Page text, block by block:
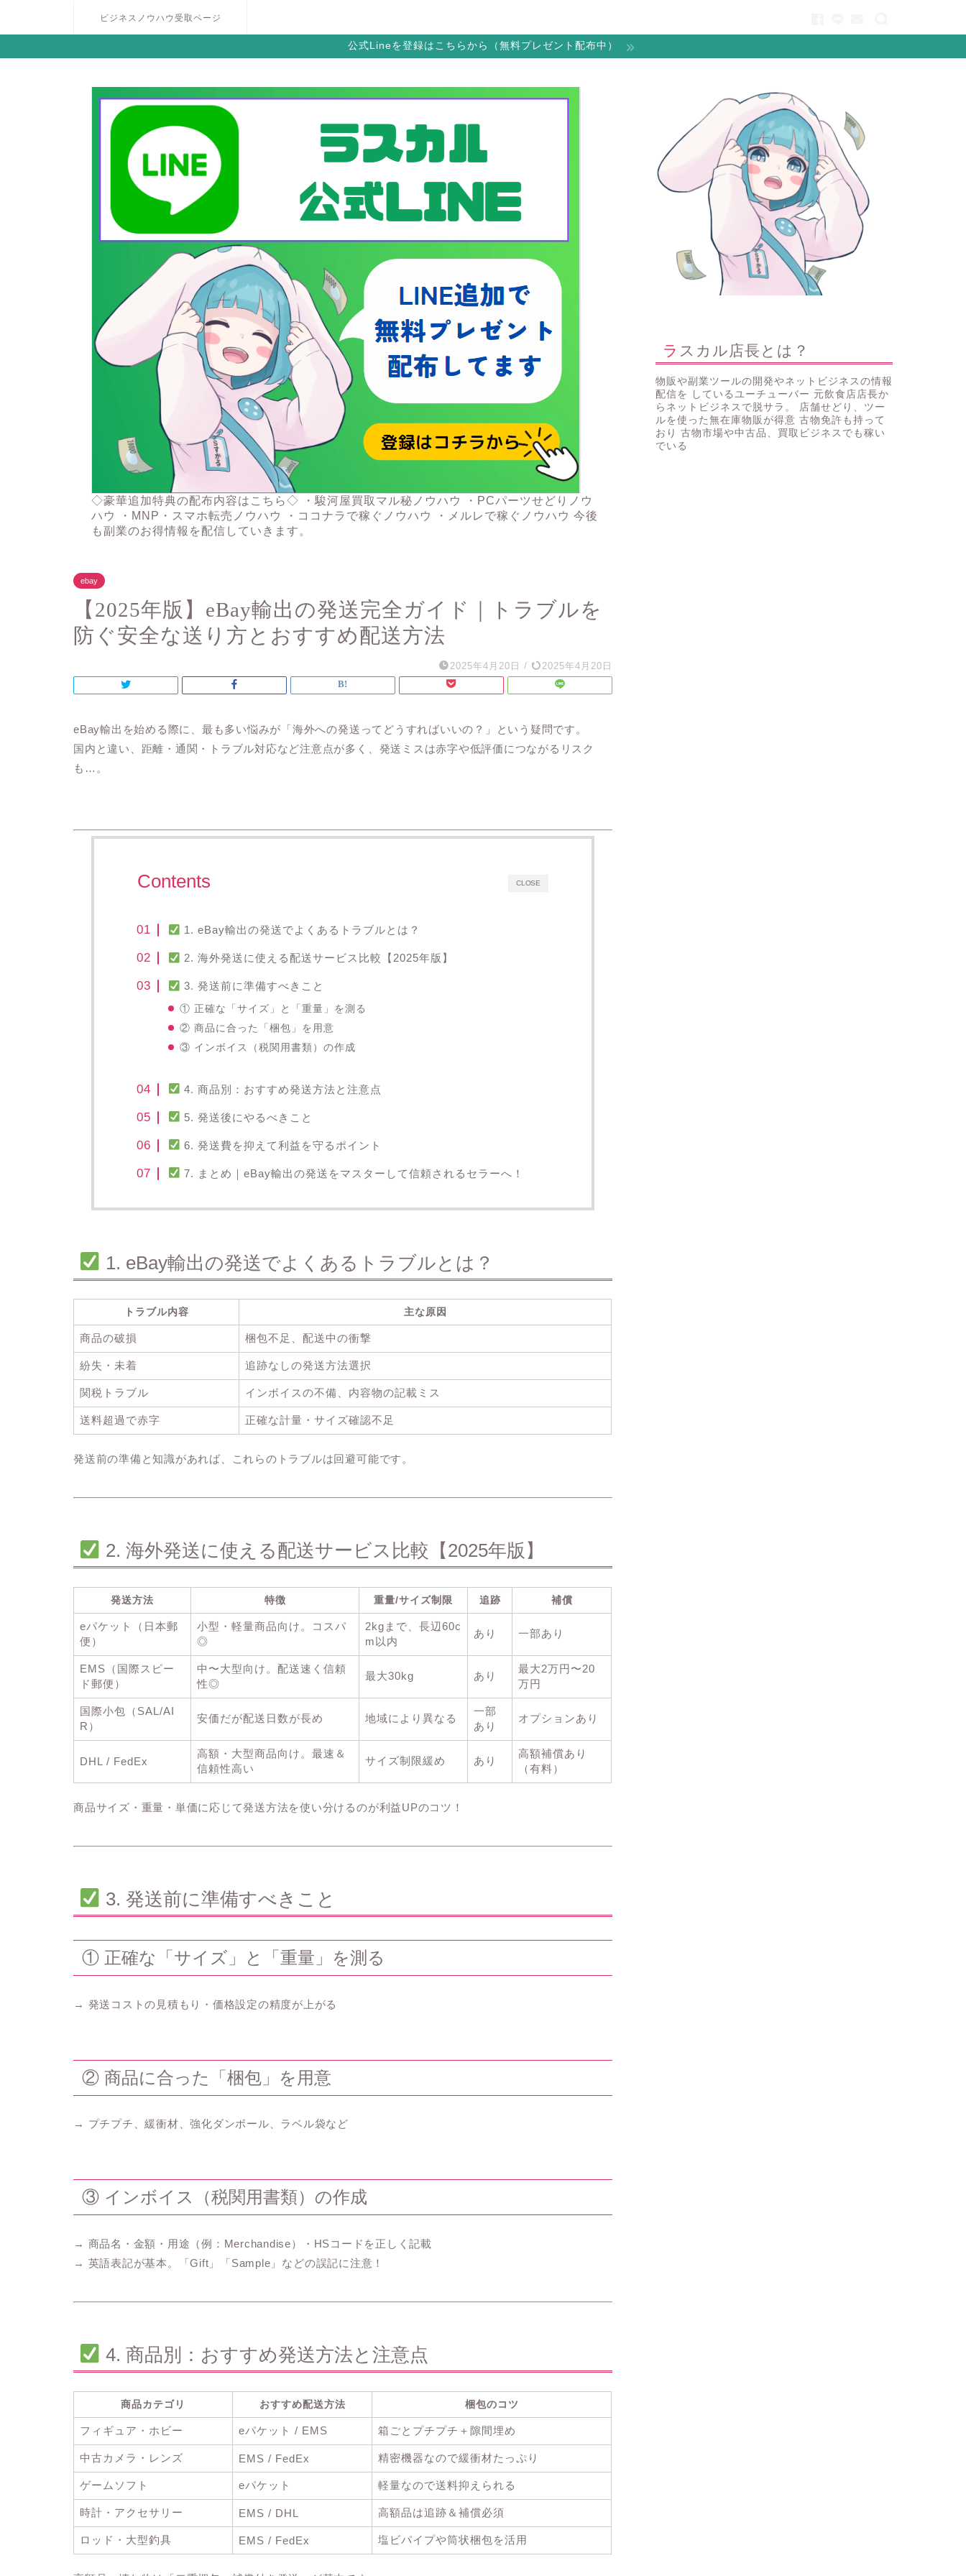
ビジネスノウハウ受取ページ
公式Lineを登録はこちらから（無料プレゼント配布中）
◇豪華追加特典の配布内容はこちら◇ ・駿河屋買取マル秘ノウハウ ・PCパーツせどりノウ
ハウ ・MNP・スマホ転売ノウハウ ・ココナラで稼ぐノウハウ ・メルレで稼ぐノウハウ 今後
も副業のお得情報を配信していきます。
ebay
【2025年版】eBay輸出の発送完全ガイド｜トラブルを
防ぐ安全な送り方とおすすめ配送方法
2025年4月20日 / 2025年4月20日
eBay輸出を始める際に、最も多い悩みが「海外への発送ってどうすればいいの？ 」という疑問です。
国内と違い、 距離・通関・トラブル対応など注意点が多く、発送ミスは赤字や低評価につながるリスク
も…。
CLOSE
Contents
1. eBay輸出の発送でよくあるトラブルとは？
2. 海外発送に使える配送サービス比較【2025年版】
3. 発送前に準備すべきこと
① 正確な「サイズ」と「重量」を測る
② 商品に合った「梱包」を用意
③ インボイス（税関用書類）の作成
4. 商品別：おすすめ発送方法と注意点
5. 発送後にやるべきこと
6. 発送費を抑えて利益を守るポイント
7. まとめ｜eBay輸出の発送をマスターして信頼されるセラーへ！
1. eBay輸出の発送でよくあるトラブルとは？
トラブル内容 主な原因
商品の破損 梱包不足、配送中の衝撃
紛失・未着 追跡なしの発送方法選択
関税トラブル インボイスの不備、内容物の記載ミス
送料超過で赤字 正確な計量・サイズ確認不足
発送前の準備と知識があれば、これらのトラブルは回避可能です。
2. 海外発送に使える配送サービス比較【2025年版】
発送方法 特徴 重量/サイズ制限 追跡 補償
eパケット（日本郵
便）
小型・軽量商品向け。コスパ
◎
2kgまで、長辺60c
m以内
あり 一部あり
EMS（国際スピー
ド郵便）
中〜大型向け。配送速く信頼
性◎
最大30kg あり
最大2万円〜20
万円
国際小包（SAL/AI
R）
安価だが配送日数が長め 地域により異なる
一部
あり
オプションあり
DHL / FedEx
高額・大型商品向け。最速＆
信頼性高い
サイズ制限緩め あり
高額補償あり
（有料）
商品サイズ・重量・単価に応じて発送方法を使い分けるのが利益UPのコツ！
3. 発送前に準備すべきこと
① 正確な「サイズ」と「重量」を測る
→ 発送コストの見積もり・価格設定の精度が上がる
② 商品に合った「梱包」を用意
→ プチプチ、緩衝材、強化ダンボール、ラベル袋など
③ インボイス（税関用書類）の作成
→ 商品名・金額・用途（例：Merchandise）・HSコードを正しく記載
→ 英語表記が基本。「Gift」「Sample」などの誤記に注意！
4. 商品別：おすすめ発送方法と注意点
商品カテゴリ おすすめ配送方法 梱包のコツ
フィギュア・ホビー eパケット / EMS 箱ごとプチプチ＋隙間埋め
中古カメラ・レンズ EMS / FedEx 精密機器なので緩衝材たっぷり
ゲームソフト eパケット 軽量なので送料抑えられる
時計・アクセサリー EMS / DHL 高額品は追跡＆補償必須
ロッド・大型釣具 EMS / FedEx 塩ビパイプや筒状梱包を活用
ラスカル店長とは？
物販や副業ツールの開発やネットビジネスの情報
配信を しているユーチューバー 元飲食店店長か
らネットビジネスで脱サラ。 店舗せどり、ツー
ルを使った無在庫物販が得意 古物免許も持って
おり 古物市場や中古品、買取ビジネスでも稼い
でいる